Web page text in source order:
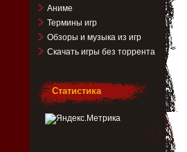
Аниме
Термины игр
Обзоры и музыка из игр
Скачать игры без торрента
Статистика